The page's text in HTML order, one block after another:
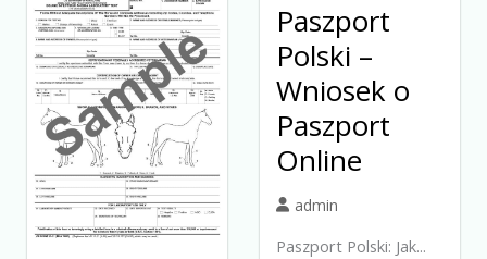
Paszport
Polski –
Wniosek o
Paszport
Online
admin
Paszport Polski: Jak...